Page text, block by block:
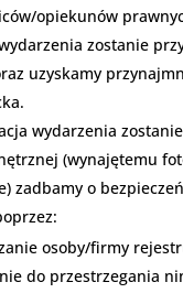
opiekunów
zostanie
uzyskamy
wydarzenia
(wynajętemu
zadbamy o
osoby/firmy
do przestrzegania